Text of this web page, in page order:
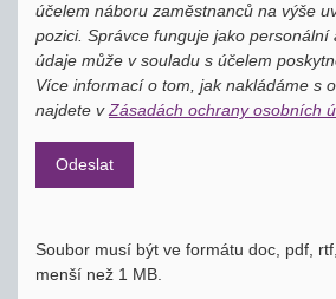
účelem náboru zaměstnanců na výše
pozici. Správce funguje jako
údaje může v souladu s účelem
Více informací o tom, jak nakládáme s
najdete vZásadách ochrany osobních
Soubor musí být ve formátu doc, pdf,
menší než 1 MB.